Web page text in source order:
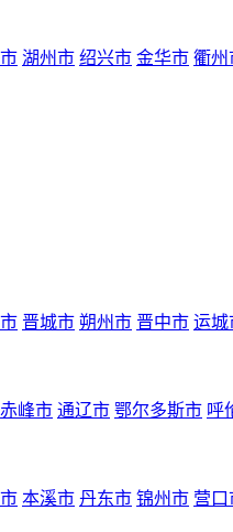
湖州市 绍兴市 金华市 衢州
晋城市 朔州市 晋中市 运城
赤峰市 通辽市 鄂尔多斯市 呼
本溪市 丹东市 锦州市 营口